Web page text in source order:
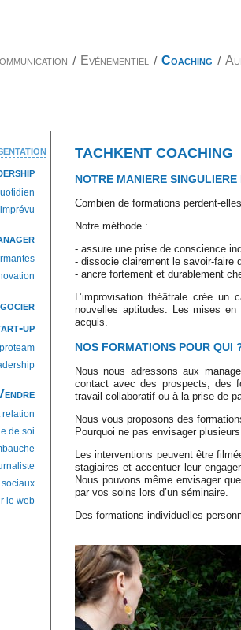
/ Evénementiel / Coaching /
up
relation
de soi
le web
TACHKENT COACHING
NOTRE MANIERE
Combien de formations perdent-
Notre méthode :
- assure une prise de conscience
- dissocie clairement le savoir-faire
- ancre fortement et durablement
L’improvisation théâtrale crée
nouvelles aptitudes. Les mises en
acquis.
NOS FORMATIONS POUR QUI
Nous nous adressons aux
contact avec des prospects, des
travail collaboratif ou à la prise de
Nous vous proposons des
Pourquoi ne pas envisager
Les interventions peuvent être
stagiaires et accentuer leur
Nous pouvons même envisager
par vos soins lors d’un séminaire.
Des formations individuelles